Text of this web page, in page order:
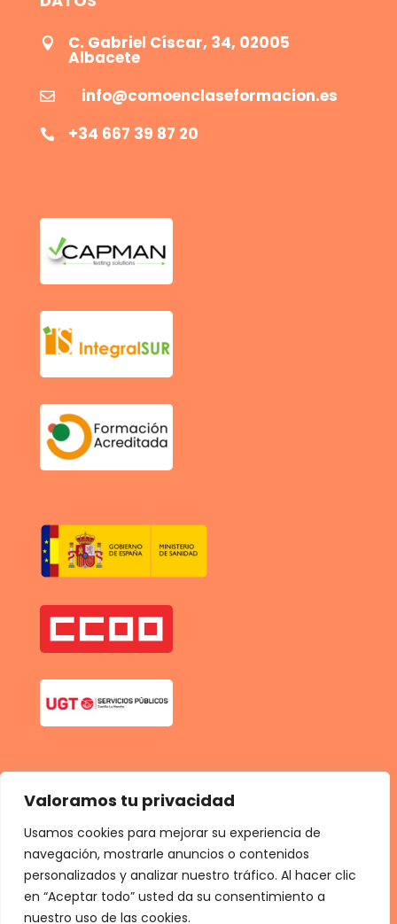
Valoramos tu privacidad
Usamos cookies para mejorar su experiencia de
navegación, mostrarle anuncios o contenidos
personalizados y analizar nuestro tráfico. Al hacer clic
en “Aceptar todo” usted da su consentimiento a
nuestro uso de las cookies.
180,00 cada 3 meses y una cuota de registro de
180,00 cada 3 meses y una cuota de registro de
 C. Gabriel Císcar, 34, 02005
Albacete
 info@comoenclaseformacion.es
 +34 667 39 87 20